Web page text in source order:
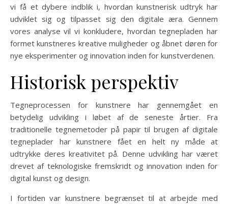
vi få et dybere indblik i, hvordan kunstnerisk udtryk har
udviklet sig og tilpasset sig den digitale æra. Gennem
vores analyse vil vi konkludere, hvordan tegnepladen har
formet kunstneres kreative muligheder og åbnet døren for
nye eksperimenter og innovation inden for kunstverdenen.
Historisk perspektiv
Tegneprocessen for kunstnere har gennemgået en
betydelig udvikling i løbet af de seneste årtier. Fra
traditionelle tegnemetoder på papir til brugen af digitale
tegneplader har kunstnere fået en helt ny måde at
udtrykke deres kreativitet på. Denne udvikling har været
drevet af teknologiske fremskridt og innovation inden for
digital kunst og design.
I fortiden var kunstnere begrænset til at arbejde med